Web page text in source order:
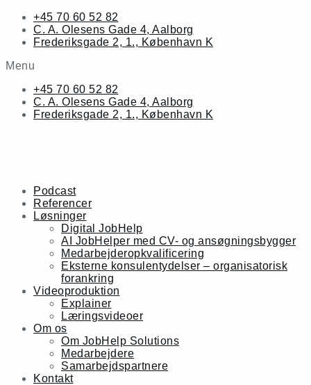
Skip
content
+45 70 60 52 82
C. A. Olesens Gade 4, Aalborg
Frederiksgade 2, 1., København K
Menu
+45 70 60 52 82
C. A. Olesens Gade 4, Aalborg
Frederiksgade 2, 1., København K
Podcast
Referencer
Løsninger
Digital JobHelp
AI JobHelper med CV- og ansøgningsbygger
Medarbejderopkvalificering
Eksterne konsulentydelser – organisatorisk
forankring
Videoproduktion
Explainer
Læringsvideoer
Om os
Om JobHelp Solutions
Medarbejdere
Samarbejdspartnere
Kontakt